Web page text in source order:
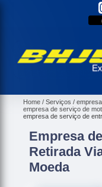
Home Serviços
empresa de serviço de
empresa de serviço de
Empresa
Retirada
Moeda